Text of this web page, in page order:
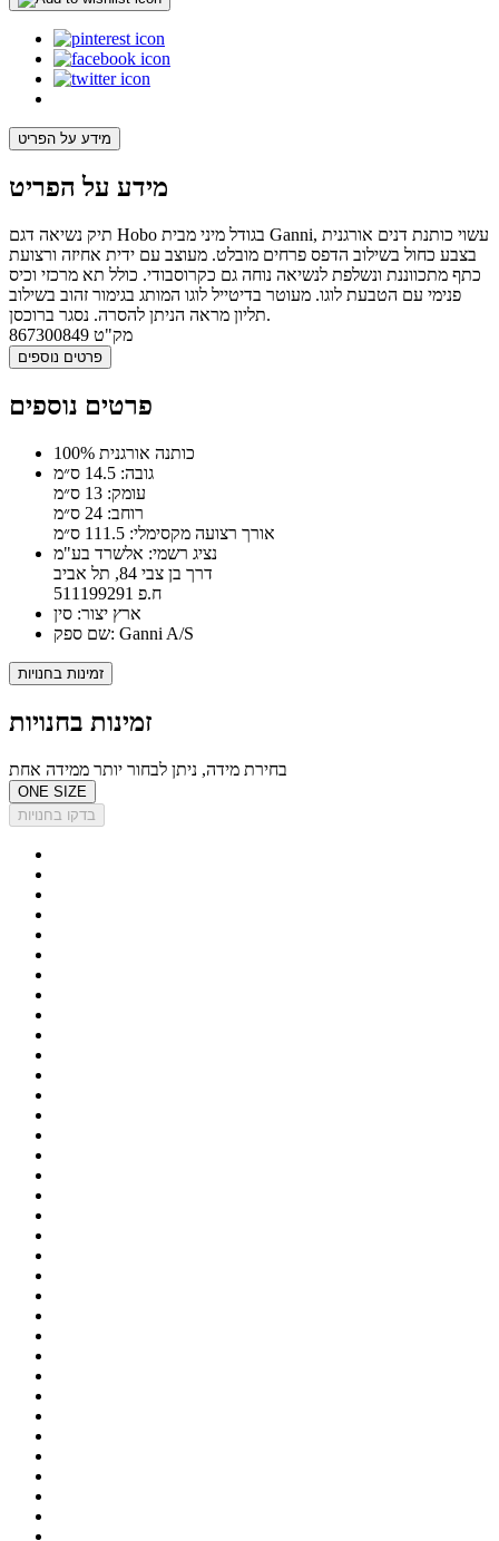
מידע על הפריט
מידע על הפריט
תיק נשיאה דגם Hobo בגודל מיני מבית Ganni, עשוי כותנת דנים אורגנית
בצבע כחול בשילוב הדפס פרחים מובלט. מעוצב עם ידית אחיזה ורצועת
כתף מתכווננת ונשלפת לנשיאה נוחה גם כקרוסבודי. כולל תא מרכזי וכיס
פנימי עם הטבעת לוגו. מעוטר בדיטייל לוגו המותג בגימור זהוב בשילוב
תליון מראה הניתן להסרה. נסגר ברוכסן.
מק"ט 867300849
פרטים נוספים
פרטים נוספים
100% כותנה אורגנית
גובה: 14.5 ס״מ
עומק: 13 ס״מ
רוחב: 24 ס״מ
אורך רצועה מקסימלי: 111.5 ס״מ
נציג רשמי: אלשרד בע"מ
דרך בן צבי 84, תל אביב
ח.פ 511199291
ארץ יצור: סין
שם ספק: Ganni A/S
זמינות בחנויות
זמינות בחנויות
בחירת מידה, ניתן לבחור יותר ממידה אחת
ONE SIZE
בדקו בחנויות